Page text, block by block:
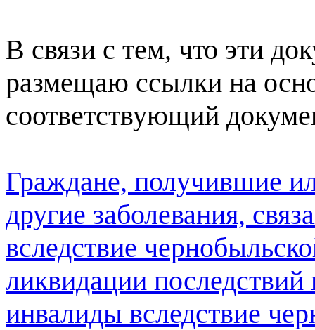
В связи с тем, что эти
размещаю ссылки на
соответствующий
Граждане, получившие
другие заболевания,
вследствие
ликвидации
инвалиды вследствие